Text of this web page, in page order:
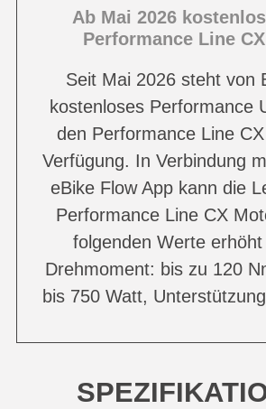
Ab Mai 2026
Performance Line
Seit Mai 2026 steht von
kostenloses Performance
den Performance Line
Verfügung. In Verbindung
eBike Flow App kann die
Performance Line CX
folgenden Werte erhöht
Drehmoment: bis zu 120
bis 750 Watt,